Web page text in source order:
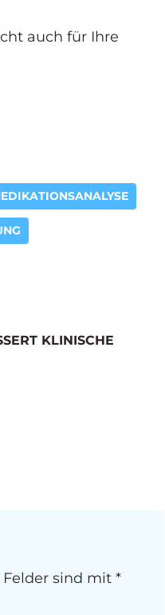
auch für Ihre
KLINISCHE
sind mit *